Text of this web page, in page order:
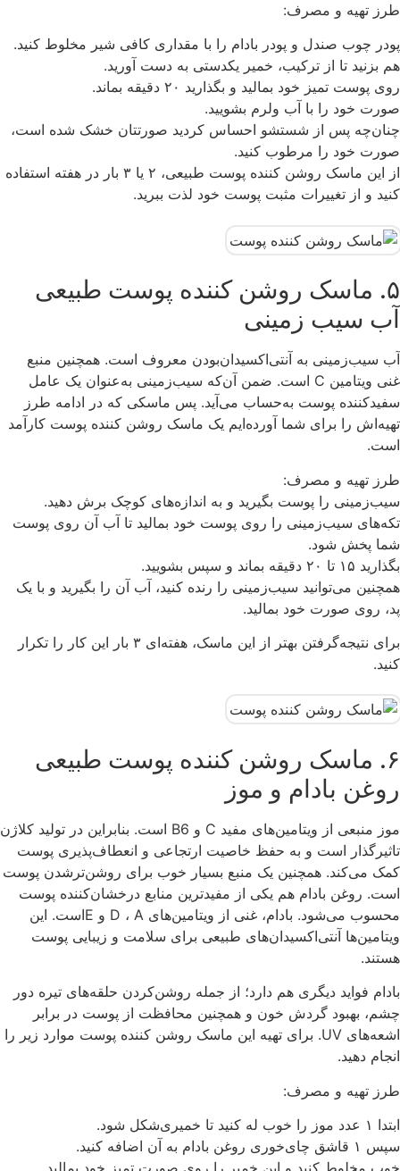
طرز تهیه و مصرف:
پودر چوب صندل و پودر بادام را با مقداری کافی شیر مخلوط کنید.
هم بزنید تا از ترکیب، خمیر یکدستی به دست آورید.
روی پوست تمیز خود بمالید و بگذارید ۲۰ دقیقه بماند.
صورت خود را با آب ولرم بشویید.
چنان‌چه پس از شستشو احساس کردید صورتتان خشک‌ شده است،
صورت خود را مرطوب کنید.
از این ماسک روشن کننده پوست طبیعی، ۲ یا ۳ بار در هفته استفاده
کنید و از تغییرات مثبت پوست خود لذت ببرید.
۵. ماسک روشن کننده پوست طبیعی
آب سیب ‌زمینی
آب سیب‌زمینی به آنتی‌اکسیدان‌بودن معروف است. همچنین منبع
غنی ویتامین C است. ضمن آن‌که سیب‌زمینی به‌عنوان یک عامل
سفیدکننده پوست به‌حساب می‌آید. پس ماسکی که در ادامه طرز
تهیه‌اش را برای شما آورده‌ایم یک ماسک روشن کننده پوست کارآمد
است.
طرز تهیه و مصرف:
سیب‌زمینی را پوست بگیرید و به اندازه‌های کوچک برش دهید.
تکه‌های سیب‌زمینی را روی پوست خود بمالید تا آب آن روی پوست
شما پخش شود.
بگذارید ۱۵ تا ۲۰ دقیقه بماند و سپس بشویید.
همچنین می‌توانید سیب‌زمینی را رنده کنید، آب آن را بگیرید و با یک
پد، روی صورت خود بمالید.
برای نتیجه‌گرفتن بهتر از این ماسک، هفته‌ای ۳ بار این کار را تکرار
کنید.
۶. ماسک روشن کننده پوست طبیعی
روغن بادام و موز
موز منبعی از ویتامین‌های مفید C و B6 است. بنابراین در تولید کلاژن
تاثیرگذار است و به حفظ خاصیت ارتجاعی و انعطاف‌پذیری پوست
کمک می‌کند. همچنین یک منبع بسیار خوب برای روشن‌‌ترشدن پوست
است. روغن بادام هم یکی از مفیدترین منابع درخشان‌کننده پوست
محسوب می‌شود. بادام، غنی از ویتامین‌های D ، A و Eاست. این
ویتامین‌ها آنتی‌اکسیدان‌های طبیعی برای سلامت و زیبایی پوست
هستند.
بادام فواید دیگری هم دارد؛ از جمله روشن‌کردن حلقه‌های تیره دور
چشم، بهبود گردش خون و همچنین محافظت از پوست در برابر
اشعه‌های UV. برای تهیه این ماسک روشن کننده پوست موارد زیر را
انجام دهید.
طرز تهیه و مصرف:
ابتدا ۱ عدد موز را خوب له کنید تا خمیری‌شکل شود.
سپس ۱ قاشق چای‌خوری روغن بادام به آن اضافه کنید.
خوب مخلوط کنید و این خمیر را روی صورت تمیز خود بمالید.